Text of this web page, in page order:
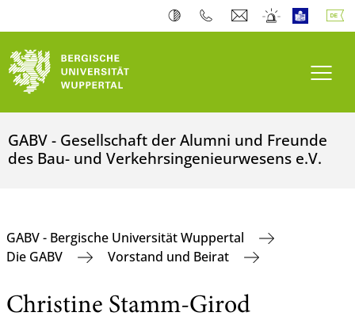
GABV - Gesellschaft der Alumni und Freunde
des Bau- und Verkehrsingenieurwesens e.V.
GABV - Bergische Universität Wuppertal
Die GABV
Vorstand und Beirat
Christine Stamm-Girod